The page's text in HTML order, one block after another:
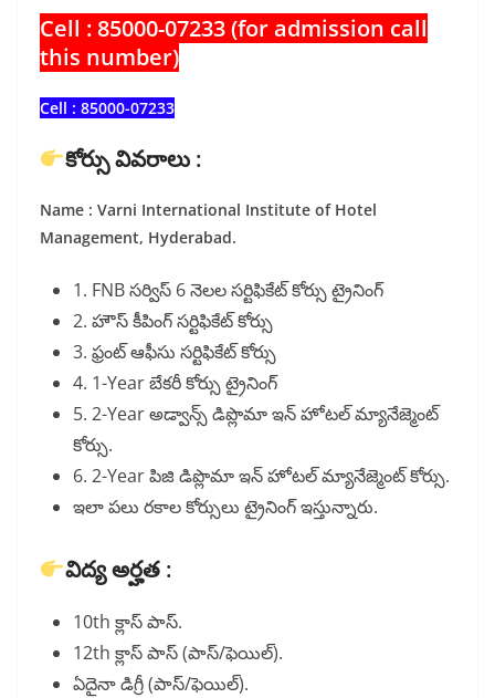
Cell : 85000-07233 (for admission call
this number)
Cell : 85000-07233
కోర్సు వివరాలు :
Name : Varni International Institute of Hotel
Management, Hyderabad.
1. FNB సర్విస్ 6 నెలల సర్టిఫికేట్ కోర్సు ట్రైనింగ్
2. హౌస్ కీపింగ్ సర్టిఫికేట్ కోర్సు
3. ఫ్రంట్ ఆఫీసు సర్టిఫికేట్ కోర్సు
4. 1-Year బేకరీ కోర్సు ట్రైనింగ్
5. 2-Year అడ్వాన్స్ డిప్లొమా ఇన్ హోటల్ మ్యానేజ్మెంట్
కోర్సు.
6. 2-Year పిజి డిప్లొమా ఇన్ హోటల్ మ్యానేజ్మెంట్ కోర్సు.
ఇలా పలు రకాల కోర్సులు ట్రైనింగ్ ఇస్తున్నారు.
విద్య అర్హత :
10th క్లాస్ పాస్.
12th క్లాస్ పాస్ (పాస్/ఫెయిల్).
ఏదైనా డిగ్రీ (పాస్/ఫెయిల్).